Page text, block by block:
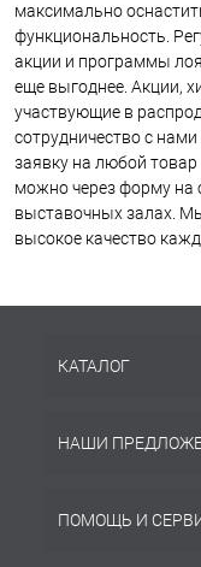
максимально
функциональность.
акции и программы
еще выгоднее. Акции,
участвующие в
сотрудничество с
заявку на любой
можно через форму на
выставочных залах.
высокое качество
КАТАЛОГ
НАШИ
ПОМОЩЬ И